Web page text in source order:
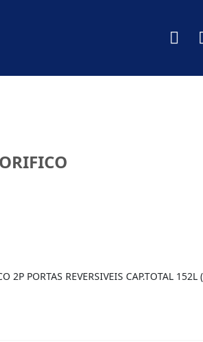
2P PORTAS REVERSIVEIS CAP.TOTAL